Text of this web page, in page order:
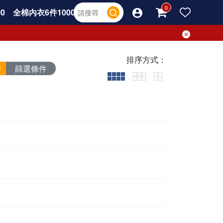
全棉內衣6件1000
篩選條件
排序方式：